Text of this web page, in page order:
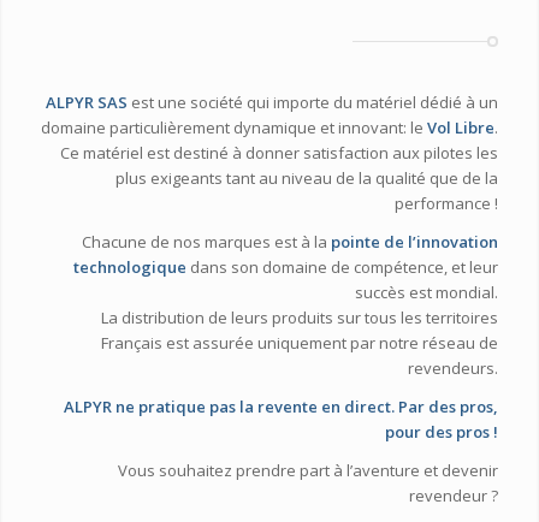
ALPYR SAS est une société qui importe du matériel dédié à un
domaine particulièrement dynamique et innovant: leVol Libre.
Ce matériel est destiné à donner satisfaction aux pilotes les
plus exigeants tant au niveau de la qualité que de la
performance !
Chacune de nos marques est à la pointe de l’innovation
technologique dans son domaine de compétence, et leur
succès est mondial.
La distribution de leurs produits sur tous les territoires
Français est assurée uniquement par notre réseau de
revendeurs.
ALPYR ne pratique pas la revente en direct. Par des pros,
pour des pros !
Vous souhaitez prendre part à l’aventure et devenir
revendeur ?